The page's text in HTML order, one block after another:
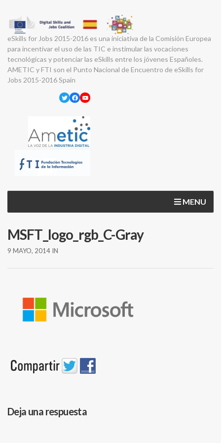
eSkills for Jobs 2015-2016 es una iniciativa de la Comisión Europea
para incentivar el uso de las TIC e instimular las vocaciones
tecnológicas y potenciar las eSkills entre los jóvenes Españoles.
AMETIC y FTI son el Punto Nacional de Encuentro de eSkills for
Jobs 2015-2016 Spain
Twitter
Facebook
YouTube
MENU
MSFT_logo_rgb_C-Gray
9 MAYO, 2014 IN
Deja una respuesta